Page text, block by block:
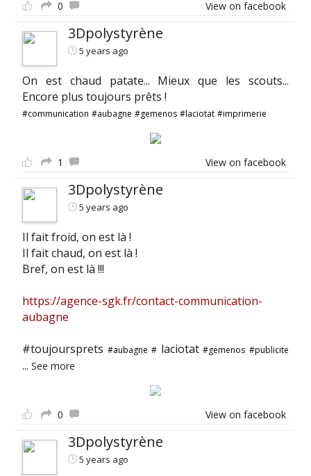
0 View on facebook
3Dpolystyrène
5 years ago
On est chaud patate... Mieux que les scouts...
Encore plus toujours prêts !
#communication #aubagne #gemenos #laciotat #imprimerie
1 View on facebook
3Dpolystyrène
5 years ago
Il fait froid, on est là !
Il fait chaud, on est là !
Bref, on est là !!!
https://agence-sgk.fr/contact-communication-
aubagne
#toujoursprets #aubagne # laciotat#gemenos #publicite
...See more
0 View on facebook
3Dpolystyrène
5 years ago